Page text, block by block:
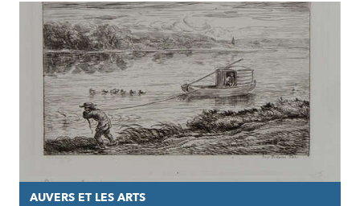
RÉSULTATS
AUVERS ET LES ARTS